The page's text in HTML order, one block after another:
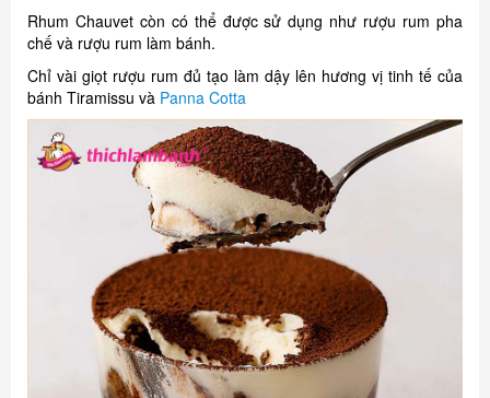
Rhum Chauvet còn có thể được sử dụng như rượu rum pha
chế và rượu rum làm bánh.
Chỉ vài giọt rượu rum đủ tạo làm dậy lên hương vị tinh tế của
bánh Tiramissu và Panna Cotta